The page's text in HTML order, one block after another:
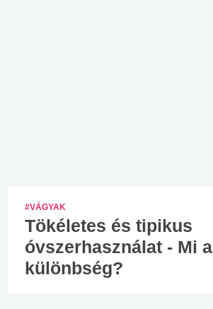
#VÁGYAK
Tökéletes és tipikus
óvszerhasználat - Mi a
különbség?